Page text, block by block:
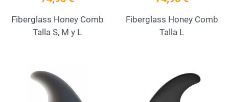
Fiberglass Honey Comb
Talla S, M y L
Fiberglass Honey Comb
Talla L